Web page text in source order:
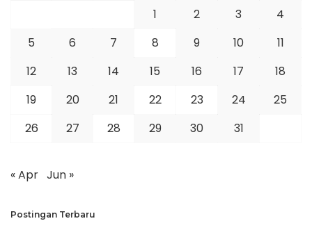
1
2 3
4
5
6 7 8 9 10
11
12
13 14 15 16 17
18
19
20 21 22 23 24
25
26
27 28 29 30 31
« Apr Jun »
Postingan Terbaru